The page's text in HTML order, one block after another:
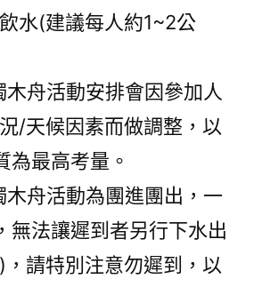
水(建議每人約1~2公
舟活動安排會因參加人
/天候因素而做調整，以
為最高考量。
木舟活動為團進團出，一
無法讓遲到者另行下水出
請特別注意勿遲到，以